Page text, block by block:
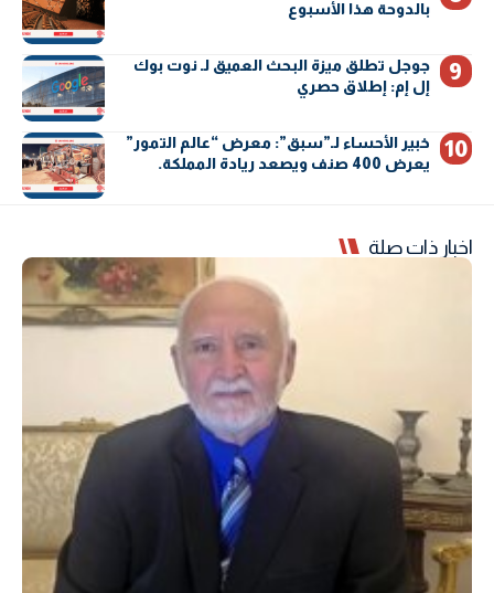
بالدوحة هذا الأسبوع
جوجل تطلق ميزة البحث العميق لـ نوت بوك
إل إم: إطلاق حصري
خبير الأحساء لـ”سبق”: معرض “عالم التمور”
يعرض 400 صنف ويصعد ريادة المملكة.
اخبار ذات صلة